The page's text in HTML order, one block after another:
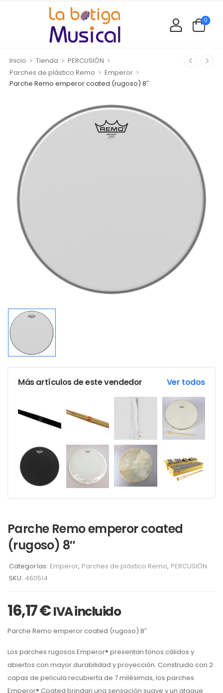
0
Inicio > Tienda > PERCUSIÓN >
Parches de plástico Remo > Emperor >
Parche Remo emperor coated (rugoso) 8″
Más artículos de este vendedor Ver todos
Parche Remo emperor coated
(rugoso) 8″
Categorías: Emperor, Parches de plástico Remo, PERCUSIÓN
SKU: 460514
16,17€IVA incluido
Parche Remo emperor coated (rugoso) 8″
Los parches rugosos Emperor® presentan tonos cálidos y
abiertos con mayor durabilidad y proyección. Construido con 2
capas de película recubierta de 7 milésimas, los parches
Emperor® Coated brindan una sensación suave y un ataque